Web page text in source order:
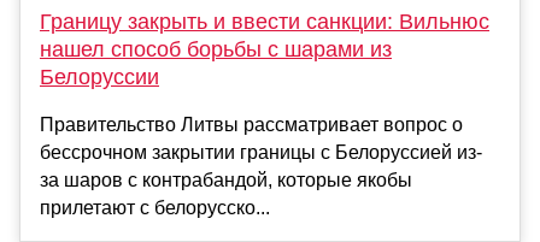
Границу закрыть и ввести санкции: Вильнюс
нашел способ борьбы с шарами из
Белоруссии
Правительство Литвы рассматривает вопрос о
бессрочном закрытии границы с Белоруссией из-
за шаров с контрабандой, которые якобы
прилетают с белорусско...